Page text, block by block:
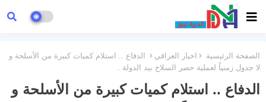
الصفحة الرئيسية اخبار العراقي
الدفاع .. استلام كميات كبيرة من الأسلحة و
لا جدول زمنياً لعملية حصر السلاح بيد الدولة .
الدفاع .. استلام كميات كبيرة من الأسلحة و